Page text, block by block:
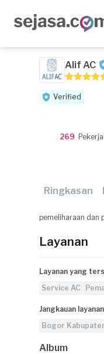
Alif AC
Verified
269
Ringkasan
pemeliharaan dan
Layanan
Layanan yang
Service AC
Jangkauan layanan
Bogor
Album